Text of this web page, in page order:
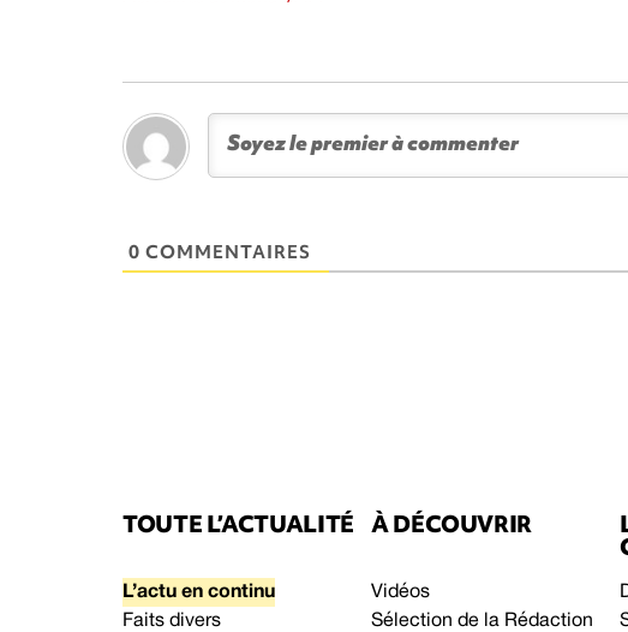
0 COMMENTAIRES
TOUTE L’ACTUALITÉ
L’actu en continu
Faits divers
À DÉCOUVRIR
Vidéos
Sélection de la Rédaction